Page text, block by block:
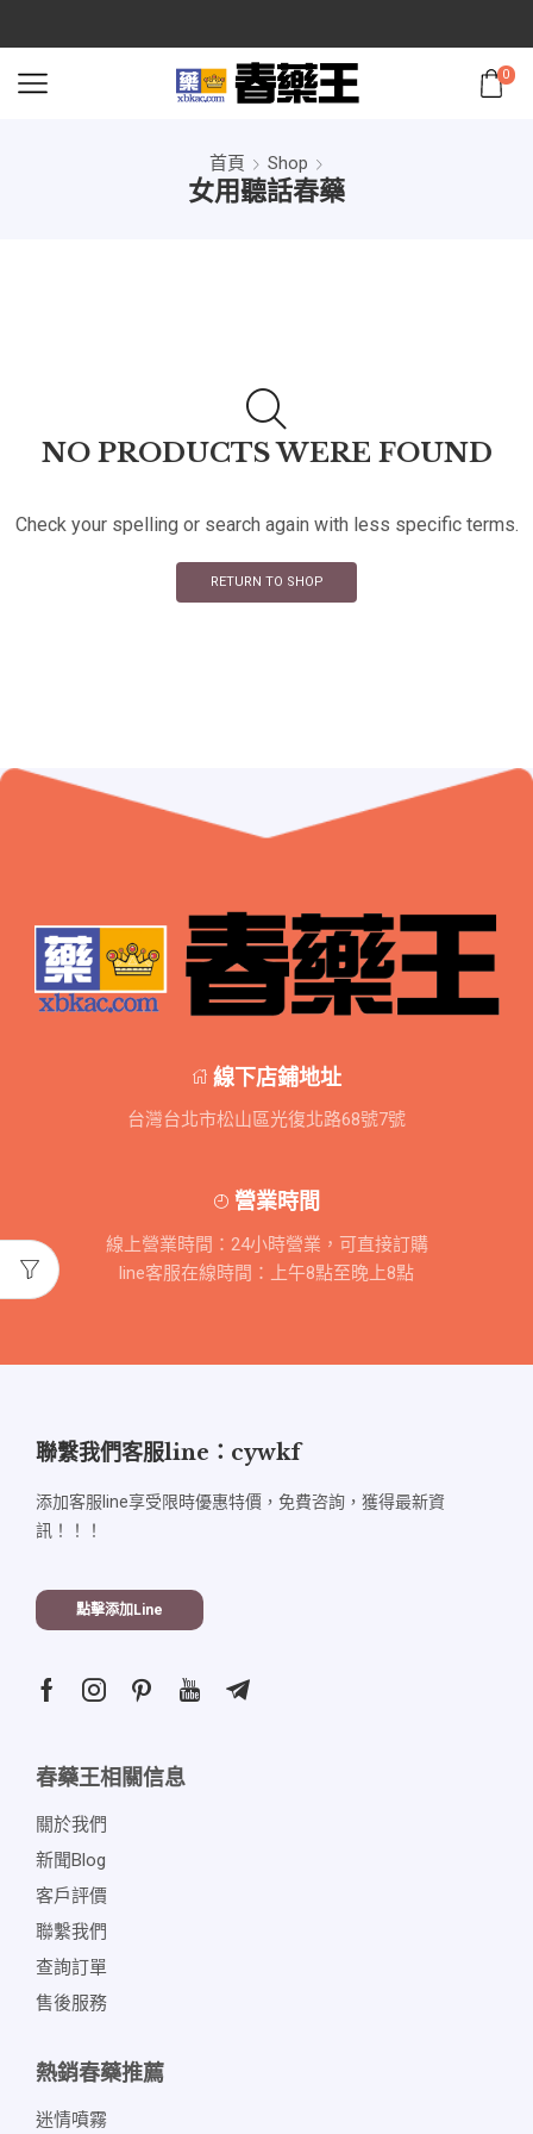
0
首頁 Shop
女用聽話春藥
NO PRODUCTS WERE FOUND
Check your spelling or search again with less specific terms.
RETURN TO SHOP
線下店鋪地址
台灣台北市松山區光復北路68號7號
營業時間
線上營業時間：24小時營業，可直接訂購
line客服在線時間：上午8點至晚上8點
聯繫我們客服line：cywkf
添加客服line享受限時優惠特價，免費咨詢，獲得最新資
訊！！！
點擊添加line
春藥王相關信息
關於我們
新聞blog
客戶評價
聯繫我們
查詢訂單
售後服務
熱銷春藥推薦
迷情噴霧